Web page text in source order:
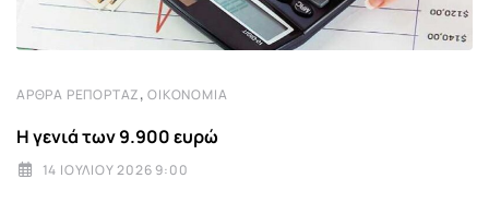
ΆΡΘΡΑ ΡΕΠΟΡΤΆΖ,ΟΙΚΟΝΟΜΊΑ
Η γενιά των 9.900 ευρώ
14 ΙΟΥΛΊΟΥ 2026 9:00